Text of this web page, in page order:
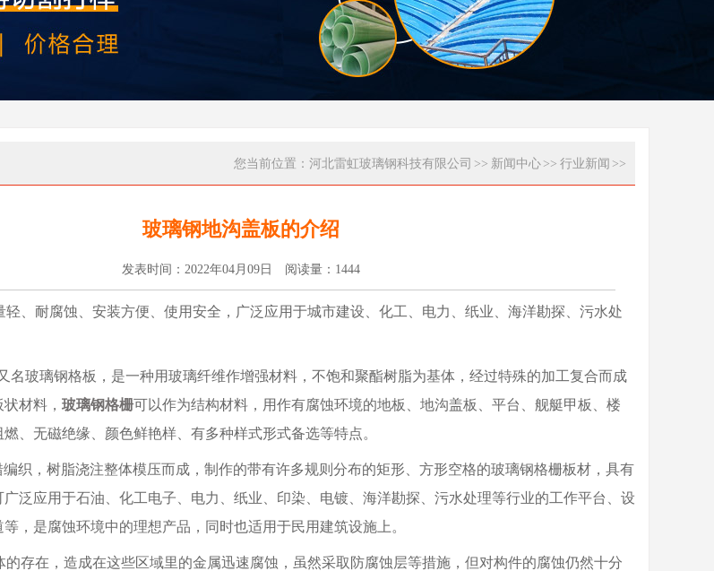
您当前位置： 河北雷虹玻璃钢科技有限公司 >> 新闻中心>> 行业新闻 >>
玻璃钢地沟盖板的介绍
发表时间：2022年04月09日 阅读量： 1444
轻、耐腐蚀、安装方便、使用安全，广泛应用于城市建设、化工、电力、纸业、海洋勘探、污水处
名玻璃钢格板，是一种用玻璃纤维作增强材料，不饱和聚酯树脂为基体，经过特殊的加工复合而成
材料， 玻璃钢格栅可以作为结构材料，用作有腐蚀环境的地板、地沟盖板、平台、舰艇甲板、楼
、无磁绝缘、颜色鲜艳样、有多种样式形式备选等特点。
织，树脂浇注整体模压而成，制作的带有许多规则分布的矩形、方形空格的玻璃钢格栅板材，具有
泛应用于石油、化工电子、电力、纸业、印染、电镀、海洋勘探、污水处理等行业的工作平台、设
，是腐蚀环境中的理想产品，同时也适用于民用建筑设施上。
存在，造成在这些区域里的金属迅速腐蚀，虽然采取防腐蚀层等措施，但对构件的腐蚀仍然十分